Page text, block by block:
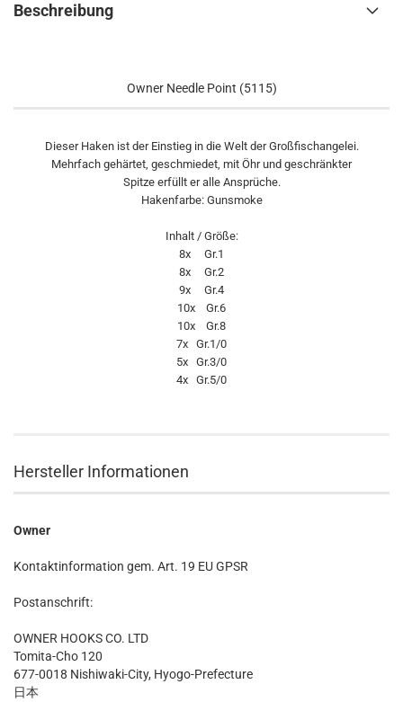
Beschreibung
Owner Needle Point (5115)
Dieser Haken ist der Einstieg in die Welt der Großfischangelei.
Mehrfach gehärtet, geschmiedet, mit Öhr und geschränkter
Spitze erfüllt er alle Ansprüche.
Hakenfarbe: Gunsmoke
Inhalt / Größe:
8x Gr.1
8x Gr.2
9x Gr.4
10x Gr.6
10x Gr.8
7x Gr.1/0
5x Gr.3/0
4x Gr.5/0
Hersteller Informationen
Owner
Kontaktinformation gem. Art. 19 EU GPSR
Postanschrift:
OWNER HOOKS CO. LTD
Tomita-Cho 120
677-0018 Nishiwaki-City, Hyogo-Prefecture
日本